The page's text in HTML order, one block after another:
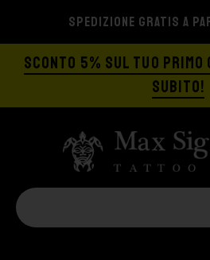
SPEDIZIONE GRATIS A
SCONTO 5% SUL TUO
SUBITO!